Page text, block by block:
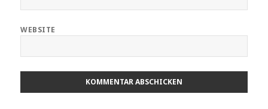
WEBSITE